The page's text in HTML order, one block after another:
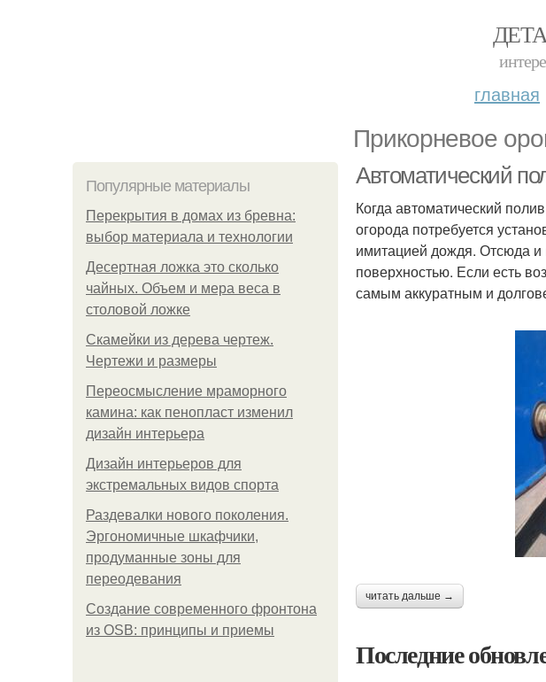
главная
Прикорневое
Популярные материалы
Перекрытия в домах из бревна:
выбор материала и технологии
Десертная ложка это сколько
чайных. Объем и мера веса в
столовой ложке
Скамейки из дерева чертеж.
Чертежи и размеры
Переосмысление мраморного
камина: как пенопласт изменил
дизайн интерьера
Дизайн интерьеров для
экстремальных видов спорта
Раздевалки нового поколения.
Эргономичные шкафчики,
продуманные зоны для
переодевания
Создание современного фронтона
из OSB: принципы и приемы
Автоматический
Когда автоматический
огорода потребуется
имитацией дождя. Отсюда
поверхностью. Если есть
самым аккуратным и
читать дальше →
Последние